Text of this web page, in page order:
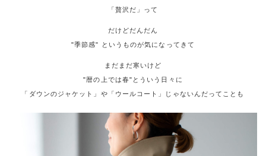
「贅沢だ」って
だけどだんだん
"季節感" というものが気になってきて
まだまだ寒いけど
"暦の上では春"とういう日々に
「ダウンのジャケット」や「ウールコート」じゃないんだってことも